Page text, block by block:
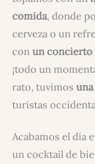
comida, donde
cerveza o un
con un
¡todo un
rato, tuvimos
turistas
Acabamos el día
un cocktail de